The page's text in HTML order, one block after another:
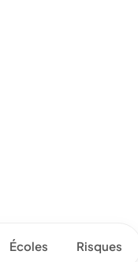
Écoles Risques